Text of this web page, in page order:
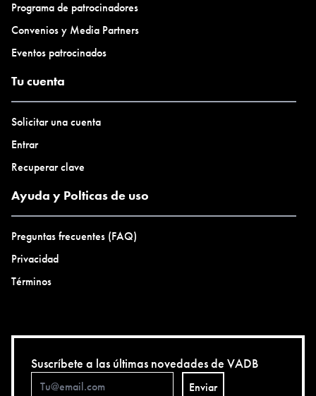
Programa de patrocinadores
Convenios y Media Partners
Eventos patrocinados
Tu cuenta
Solicitar una cuenta
Entrar
Recuperar clave
Ayuda y Polticas de uso
Preguntas frecuentes (FAQ)
Privacidad
Términos
Suscríbete a las últimas novedades de VADB
Enviar